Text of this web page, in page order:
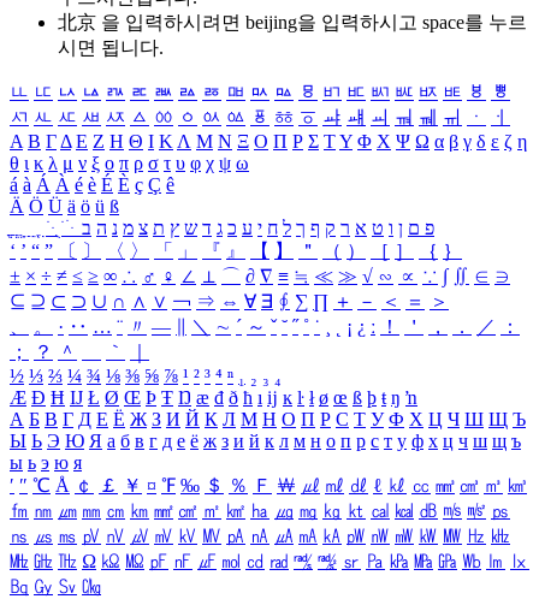
北京 을 입력하시려면 beijing을 입력하시고 space를 누르
시면 됩니다.
ㅥ ㅦ ㅧ ㅨ ㅩ ㅪ ㅫ ㅬ ㅭ ㅮ ㅯ ㅰ ㅱ ㅲ ㅳ ㅴ ㅵ ㅶ ㅷ ㅸ
ㅹ
ㅺ ㅻ ㅼ ㅽ ㅾ ㅿ ㆀ ㆁ ㆂ ㆃ ㆄ ㆅ ㆆ ㆇ ㆈ ㆉ ㆊ ㆋ ㆌ ㆍ
ㆎ
Α Β ΓΔ Ε Ζ Η Θ Ι ΚΛ Μ Ν Ξ Ο Π Ρ Σ ΤΥ Φ Χ Ψ Ω α β γ δ ε ζ η
θ ι κ λ μ ν ξ ο π ρ σ τ υ φ χ ψ ω
á à Á À é è É È ç Ç ê
Ä Ö Ü ä ö ü ß
ִֶֹ ֻּ ׁׂ פ ם ן ו ט א ר ק ף ך ל ח י ע כ ג ד ש ץ ת צ מ נ ה ב
‘ ’ “ ” 〔 〕 〈 〉 「 」 『 』 【 】 ＂ （ ） ［ ］ ｛ ｝
± × ÷ ≠ ≤ ≥ ∞ ∴ ♂ ♀ ∠ ⊥ ⌒ ∂ ∇ ≡ ≒ ≪ ≫ √ ∽ ∝ ∵ ∫ ∬ ∈ ∋
⊆ ⊇ ⊂ ⊃ ∪ ∩ ∧ ∨ ￢ ⇒ ⇔ ∀ ∃ ∮ ∑ ∏ ＋ － ＜ ＝
＞
、
。 · ‥ … ¨ 〃 ― ＼ ∼ ´ ～ ˇ ˘ ˝ ˚ ˙ ¸ ¡ ¿ ː ！ ＇ ， ． ／
：
；
？ ＾ ｀
½ ⅓ ⅔ ¼ ¾ ⅛ ⅜ ⅝ ⅞ ¹ ² ³ ⁴ ⁿ ₁ ₂ ₃ ₄
Æ Ð Ħ Ĳ Ł Ø Œ Þ Ŧ Ŋ æ đ ð ħ ı ĳ ĸ ŀ ł ø œ ß þ ŧ ŋ ŉ
А Б В Г Д Е Ё Ж З И Й К Л М Н О П Р С Т У Ф Х Ц Ч Ш Щ Ъ
Ы Ь Э Ю Я а б в г д е ё ж з и й к л м н о п р с т у ф х ц ч ш щ ъ
ы ь э ю я
′ ″ ℃ Å ￠ ￡ ￥ ¤ ℉ ‰ ＄ ％ Ｆ ￦ ㎕ ㎖ ㎗ ℓ ㎘ ㏄ ㎣ ㎤ ㎥ ㎦
㎙ ㎚ ㎛ ㎜ ㎝ ㎞ ㎟ ㎠ ㎡ ㎢ ㏊ ㎍ ㎎ ㎏ ㏏ ㎈ ㎉ ㏈ ㎧ ㎨ ㎰
㎱ ㎲ ㎳ ㎴ ㎵ ㎶ ㎷ ㎸ ㎹ ㎀ ㎁ ㎂ ㎃ ㎄ ㎺ ㎻ ㎽ ㎾ ㎿ ㎐ ㎑
㎒ ㎓ ㎔ Ω ㏀ ㏁ ㎊ ㎋ ㎌ ㏖ ㏅ ㎭ ㎮ ㎯ ㏛ ㎩ ㎪ ㎫ ㎬ ㏝ ㏐
㏓
㏃ ㏉ ㏜ ㏆